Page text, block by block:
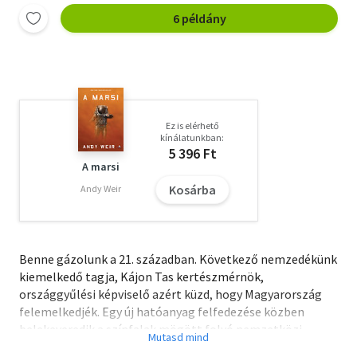
6 példány
A marsi
Andy Weir
Ez is elérhető
kínálatunkban:
5 396 Ft
Kosárba
Benne gázolunk a 21. században. Következő nemzedékünk
kiemelkedő tagja, Kájon Tas kertészmérnök,
országgyűlési képviselő azért küzd, hogy Magyarország
felemelkedjék. Egy új hatóanyag felfedezése közben
belekeveredik a színfalak mögött folyó nemzetközi